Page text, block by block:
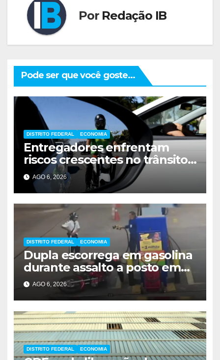
Por Redação IB
Pode ser que você goste...
DISTRITO FEDERAL ECONOMIA
Entregadores enfrentam
riscos crescentes no trânsito
de Brasília
AGO 6, 2026
DISTRITO FEDERAL ECONOMIA
Dupla escorrega em gasolina
durante assalto a posto em
Ceilândia
AGO 6, 2026
DISTRITO FEDERAL ECONOMIA